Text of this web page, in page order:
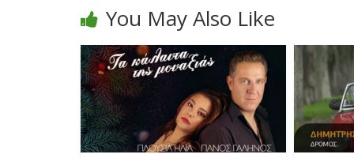
You May Also Like